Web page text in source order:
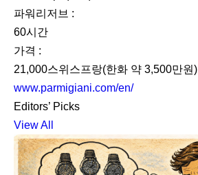
파워리저브 :
60시간
가격 :
21,000스위스프랑(한화 약 3,500만원)
www.parmigiani.com/en/
Editors’ Picks
View All